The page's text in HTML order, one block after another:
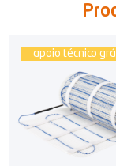
apoio técnico